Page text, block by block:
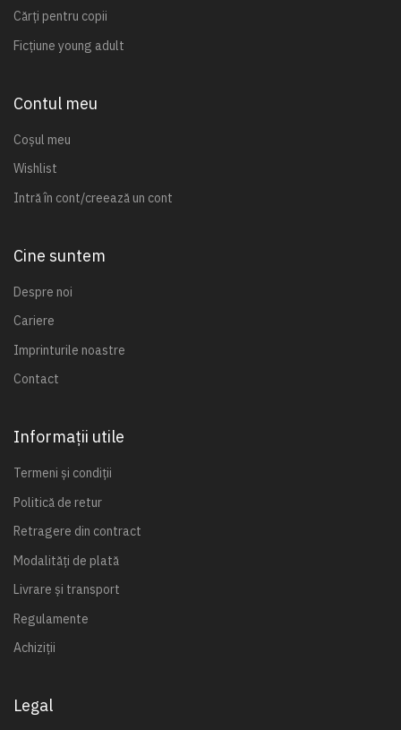
Cărți pentru copii
Ficțiune young adult
Contul meu
Coșul meu
Wishlist
Intră în cont/creează un cont
Cine suntem
Despre noi
Cariere
Imprinturile noastre
Contact
Informații utile
Termeni și condiții
Politică de retur
Retragere din contract
Modalități de plată
Livrare și transport
Regulamente
Achiziții
Legal